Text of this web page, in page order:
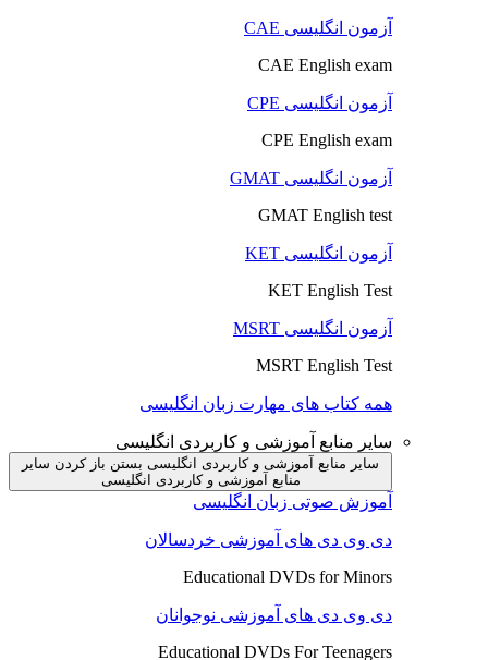
آزمون انگلیسی CAE
CAE English exam
آزمون انگلیسی CPE
CPE English exam
آزمون انگلیسی GMAT
GMAT English test
آزمون انگلیسی KET
KET English Test
آزمون انگلیسی MSRT
MSRT English Test
همه کتاب های مهارت زبان انگلیسی
سایر منابع آموزشی و کاربردی انگلیسی
سایر منابع آموزشی و کاربردی انگلیسی بستن باز کردن سایر
منابع آموزشی و کاربردی انگلیسی
آموزش صوتی زبان انگلیسی
دی وی دی های آموزشی خردسالان
Educational DVDs for Minors
دی وی دی های آموزشی نوجوانان
Educational DVDs For Teenagers